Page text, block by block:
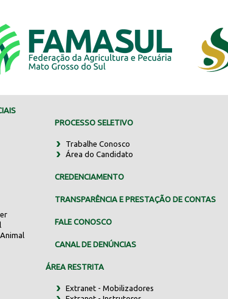
PROCESSO SELETIVO
Trabalhe Conosco
Área do Candidato
CREDENCIAMENTO
TRANSPARÊNCIA E PRESTAÇÃO DE CONTAS
FALE CONOSCO
CANAL DE DENÚNCIAS
ÁREA RESTRITA
Extranet - Mobilizadores